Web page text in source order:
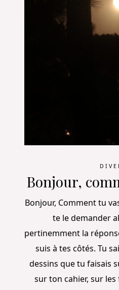
Bonjour,
Bonjour, Comment tu
te le demander
pertinemment la
suis à tes côtés. Tu
dessins que tu faisais
sur ton cahier, sur les